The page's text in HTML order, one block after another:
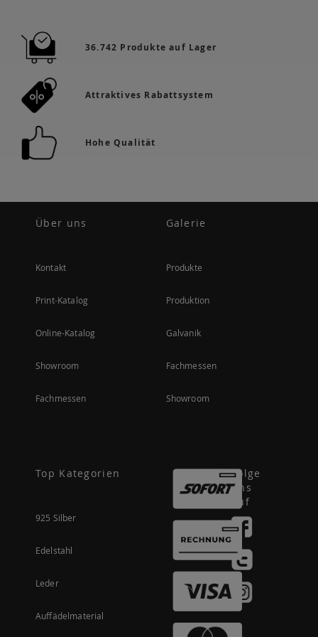
36.742 Produkte auf Lager
Attraktives Rabattsystem
Hohe Qualität
Über uns
Kontakt
Print-Katalog
Online-Katalog
Showroom
Fachmessen
Galerie
Produkte
Produktion
Galvanik
Fachmessen
Showroom
Top Kategorien
925 Silber
Edelstahl
Leder
Auffädelmaterial
Folge
uns
auf